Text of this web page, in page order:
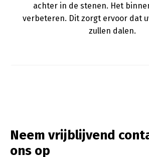
achter in de stenen. Het
verbeteren. Dit zorgt ervoor dat
zullen dalen.
Neem vrijblijvend
ons op